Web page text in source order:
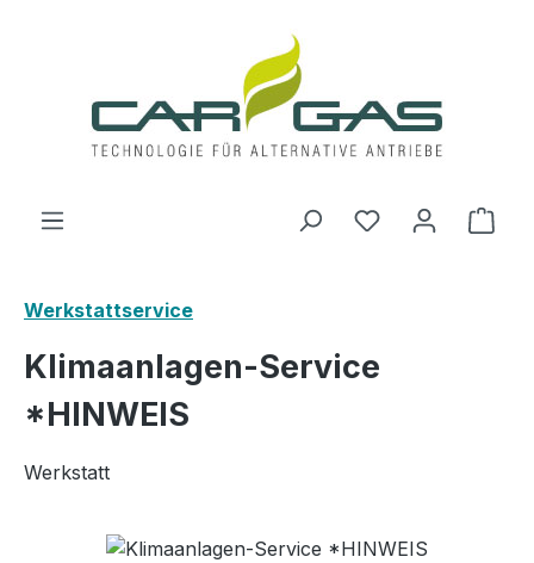
Du hast 0
Werkstattservice
Klimaanlagen-Service
*HINWEIS
Werkstatt
Bildergalerie überspringen